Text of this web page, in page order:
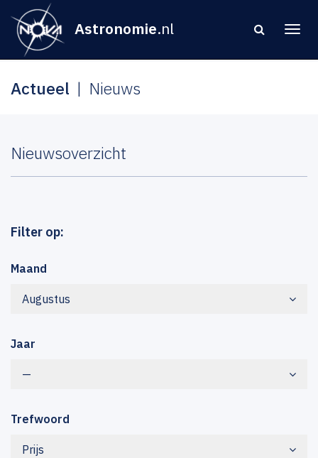
Astronomie.nl
Actueel Nieuws
Nieuwsoverzicht
Filter op:
Maand
Augustus
Jaar
—
Trefwoord
Prijs